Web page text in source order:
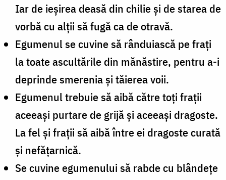
Iar de ieşirea deasă din chilie şi de starea de
vorbă cu alţii să fugă ca de otravă.
Egumenul se cuvine să rânduiască pe fraţi
la toate ascultările din mănăstire, pentru a-i
deprinde smerenia şi tăierea voii.
Egumenul trebuie să aibă către toţi fraţii
aceeaşi purtare de grijă şi aceeaşi dragoste.
La fel şi fraţii să aibă între ei dragoste curată
şi nefăţarnică.
Se cuvine egumenului să rabde cu blândeţe